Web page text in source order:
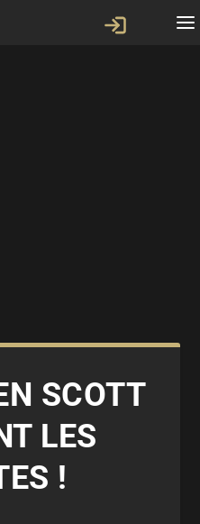
SCOTT
LES
!